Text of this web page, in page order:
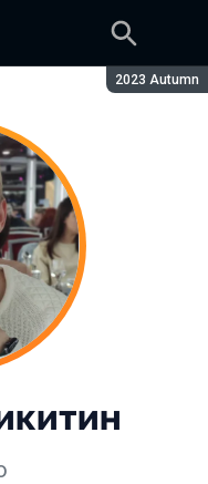
Сезон:
2023 Autumn